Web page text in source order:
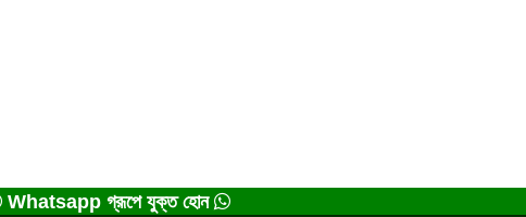
Whatsapp গ্রূপে যুক্ত হোন